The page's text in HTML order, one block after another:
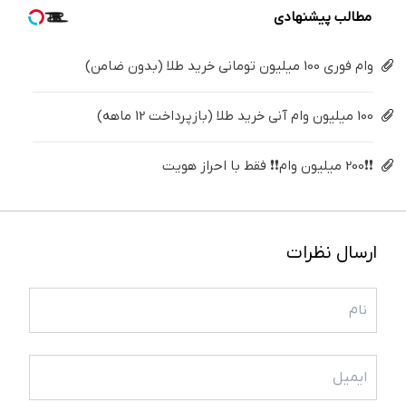
مطالب پیشنهادی
وام فوری 100 میلیون تومانی خرید طلا (بدون ضامن)
100 میلیون وام آنی خرید طلا (بازپرداخت 12 ماهه)
❗❗200 میلیون وام❗❗ فقط با احراز هویت
ارسال نظرات